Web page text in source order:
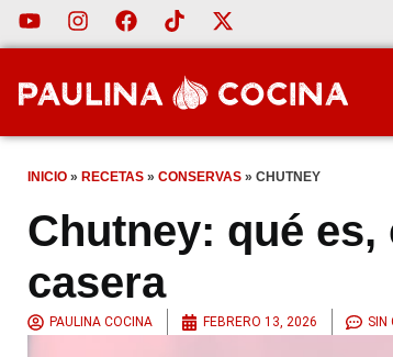
INICIO » RECETAS » CONSERVAS » CHUTNEY
Chutney: qué
casera
PAULINA COCINA FEBRERO 13, 2026 SIN